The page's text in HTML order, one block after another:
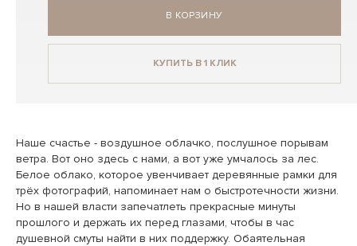
В КОРЗИНУ
КУПИТЬ В 1 КЛИК
Наше счастье - воздушное облачко, послушное порывам
ветра. Вот оно здесь с нами, а вот уже умчалось за лес.
Белое облако, которое увенчивает деревянные рамки для
трёх фотографий, напоминает нам о быстротечности жизни.
Но в нашей власти запечатлеть прекрасные минуты
прошлого и держать их перед глазами, чтобы в час
душевной смуты найти в них поддержку. Обаятельная